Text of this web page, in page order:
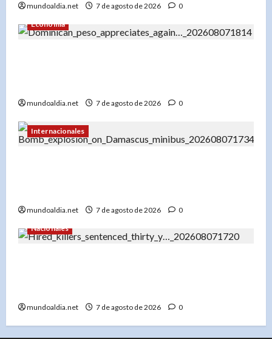
mundoaldia.net 7 de agosto de 2026
0
Economía
mundoaldia.net 7 de agosto de 2026 0
Internacionales
mundoaldia.net 7 de agosto de 2026
0
Nacionales
mundoaldia.net 7 de agosto de 2026 0